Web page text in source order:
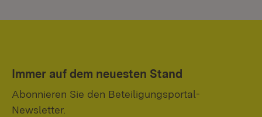
Immer auf dem neuesten Stand
Abonnieren Sie den Beteiligungsportal-
Newsletter.